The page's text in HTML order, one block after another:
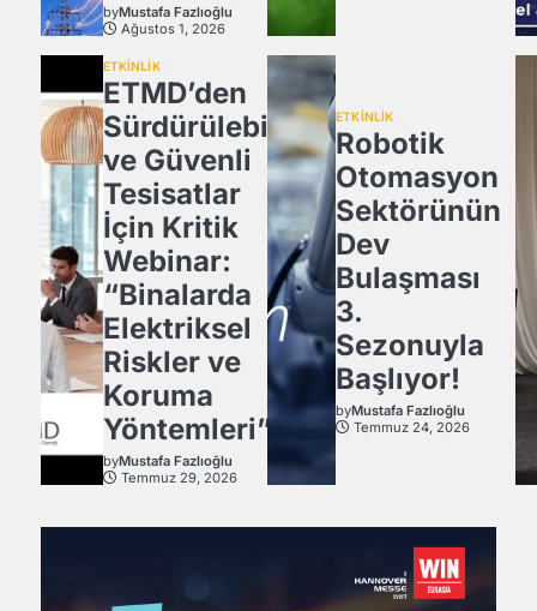
byMustafa Fazlıoğlu
Ağustos 1, 2026
ETKİNLİK
ETMD’den
Sürdürülebilir
ve Güvenli
Tesisatlar
İçin Kritik
Webinar:
“Binalarda
Elektriksel
Riskler ve
Koruma
Yöntemleri”
byMustafa Fazlıoğlu
Temmuz 29, 2026
ETKİNLİK
Robotik
Otomasyon
Sektörünün
Dev
Bulaşması
3.
Sezonuyla
Başlıyor!
byMustafa Fazlıoğlu
Temmuz 24, 2026